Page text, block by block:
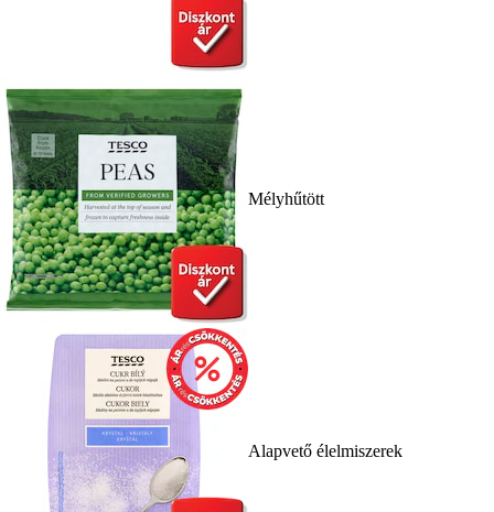
Mélyhűtött
Alapvető élelmiszerek